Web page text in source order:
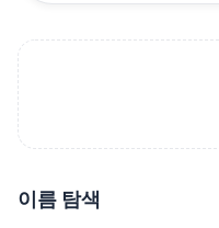
이름 탐색